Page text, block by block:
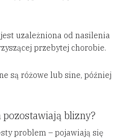
uzależniona od nasilenia
przebytej chorobie.
są różowe lub sine, później
blizny?
problem – pojawiają się